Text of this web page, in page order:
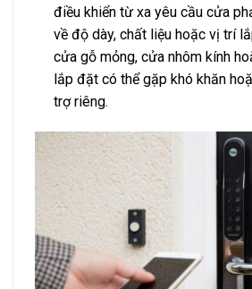
điều khiển từ xa yêu cầu cửa
về độ dày, chất liệu hoặc vị trí
cửa gỗ mỏng, cửa nhôm kính
lắp đặt có thể gặp khó khăn
trợ riêng.